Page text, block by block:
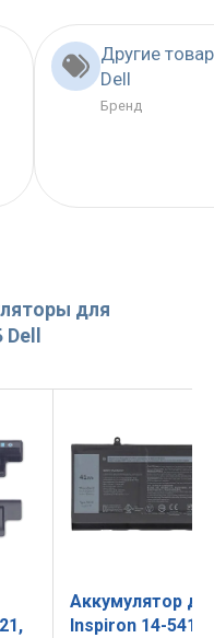
Другие
Dell
Бренд
для
Аккумулятор
Inspiron 14-